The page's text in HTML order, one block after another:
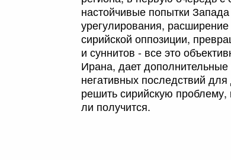
настойчивые попытки
урегулирования,
сирийской оппозиции,
и суннитов - все это
Ирана, дает
негативных последствий
решить сирийскую
ли получится.